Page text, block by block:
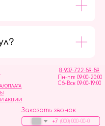
ОПЛАТА
АКЦИИ
8-937-722-59-59
Пн-пт 09:00-20:00
Сб-Вск 09:00-19:00
Заказать звонок
+7